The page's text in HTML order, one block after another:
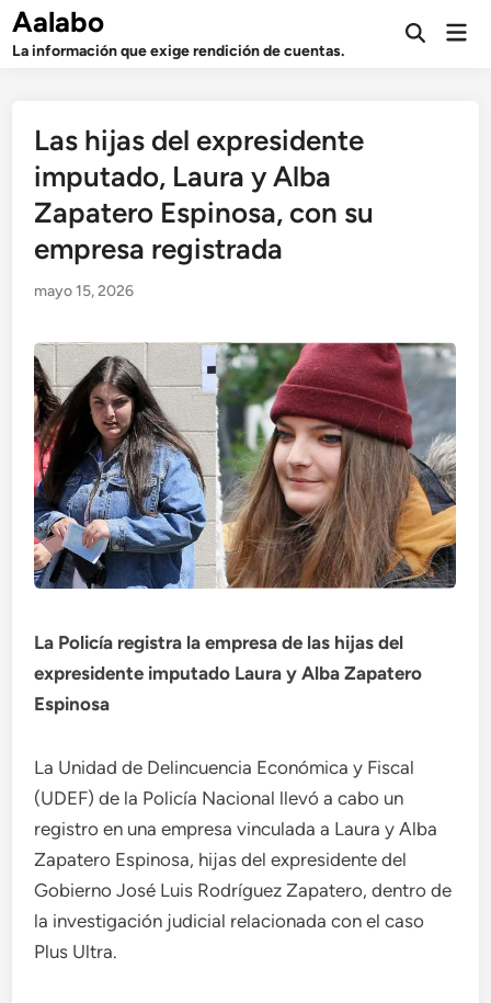
Saltar
contenido
Aalabo
La información que exige rendición de cuentas.
Abrir
Las hijas del expresidente
imputado, Laura y Alba
Zapatero Espinosa, con su
empresa registrada
mayo 15, 2026
La Policía registra la empresa de las hijas del
expresidente imputado Laura y Alba Zapatero
Espinosa
La Unidad de Delincuencia Económica y Fiscal
(UDEF) de la Policía Nacional llevó a cabo un
registro en una empresa vinculada a Laura y Alba
Zapatero Espinosa, hijas del expresidente del
Gobierno José Luis Rodríguez Zapatero, dentro de
la investigación judicial relacionada con el caso
Plus Ultra.